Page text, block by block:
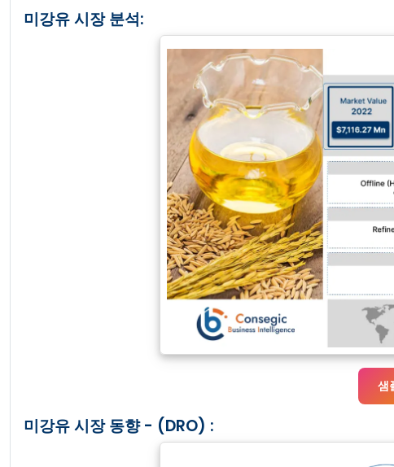
미강유 시장 분석:
샘
미강유 시장 동향 - (DRO) :